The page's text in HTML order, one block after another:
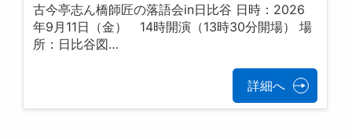
古今亭志ん橋師匠の落語会in日比谷 日時：2026
年9月11日（金） 14時開演（13時30分開場） 場
所：日比谷図…
詳細へ